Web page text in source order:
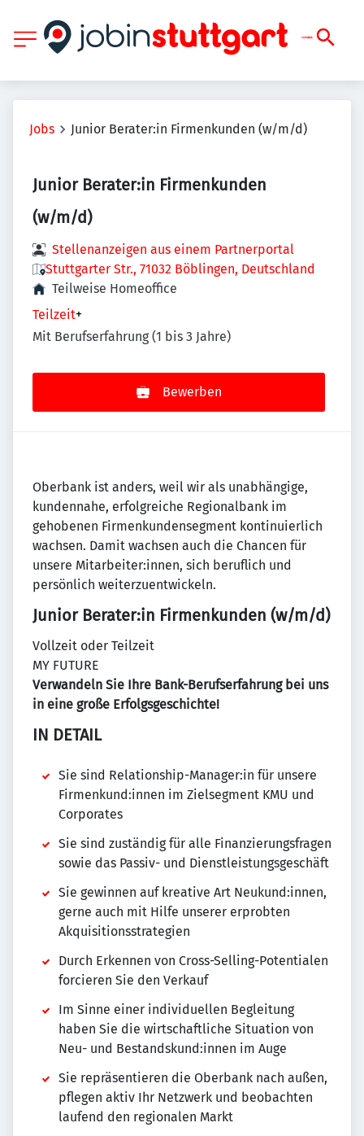
Jobs Junior Berater:in Firmenkunden (w/m/d)
Junior Berater:in Firmenkunden
(w/m/d)
Stellenanzeigen aus einem Partnerportal
Stuttgarter Str., 71032 Böblingen, Deutschland
Teilweise Homeoffice
Teilzeit+
Mit Berufserfahrung (1 bis 3 Jahre)
Bewerben
Oberbank ist anders, weil wir als unabhängige,
kundennahe, erfolgreiche Regionalbank im
gehobenen Firmenkundensegment kontinuierlich
wachsen. Damit wachsen auch die Chancen für
unsere Mitarbeiter:innen, sich beruflich und
persönlich weiterzuentwickeln.
Junior Berater:in Firmenkunden (w/m/d)
Vollzeit oder Teilzeit
MY FUTURE
Verwandeln Sie Ihre Bank-Berufserfahrung bei uns
in eine große Erfolgsgeschichte!
IN DETAIL
Sie sind Relationship-Manager:in für unsere
Firmenkund:innen im Zielsegment KMU und
Corporates
Sie sind zuständig für alle Finanzierungsfragen
sowie das Passiv- und Dienstleistungsgeschäft
Sie gewinnen auf kreative Art Neukund:innen,
gerne auch mit Hilfe unserer erprobten
Akquisitionsstrategien
Durch Erkennen von Cross-Selling-Potentialen
forcieren Sie den Verkauf
Im Sinne einer individuellen Begleitung
haben Sie die wirtschaftliche Situation von
Neu- und Bestandskund:innen im Auge
Sie repräsentieren die Oberbank nach außen,
pflegen aktiv Ihr Netzwerk und beobachten
laufend den regionalen Markt